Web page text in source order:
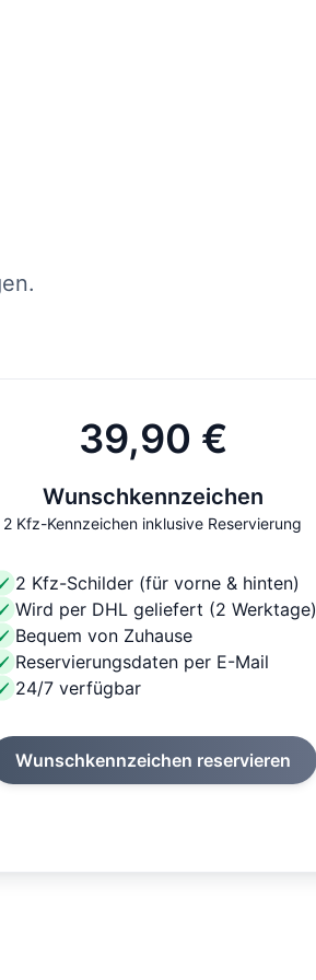
39,90 €
Wunschkennzeichen
2 Kfz-Kennzeichen inklusive Reservierung
2 Kfz-Schilder (für vorne & hinten)
Wird per DHL geliefert (2 Werktage)
Bequem von Zuhause
Reservierungsdaten per E-Mail
24/7 verfügbar
Wunschkennzeichen reservieren